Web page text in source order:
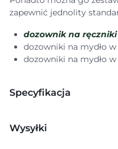
zapewnić jednolity
dozownik na ręczniki
dozowniki na mydło w
dozowniki na mydło
Specyfikacja
Wysyłki